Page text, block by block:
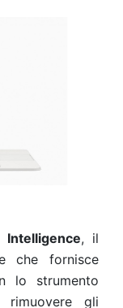
Intelligence, il
che fornisce
lo strumento
rimuovere gli